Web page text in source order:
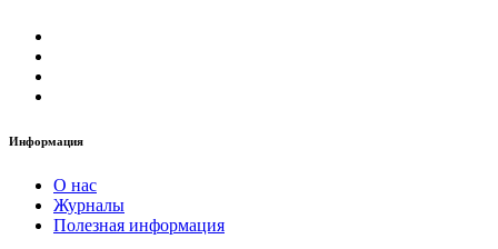
Информация
О нас
Журналы
Полезная информация